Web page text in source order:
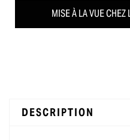
MISE À LA VUE CHEZ
DESCRIPTION